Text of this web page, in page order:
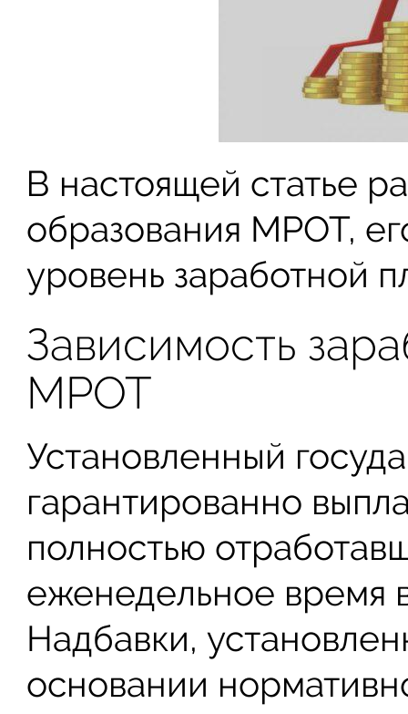
В настоящей статье
образования МРОТ,
уровень заработной
Зависимость
МРОТ
Установленный
гарантированно
полностью
еженедельное время
Надбавки,
основании